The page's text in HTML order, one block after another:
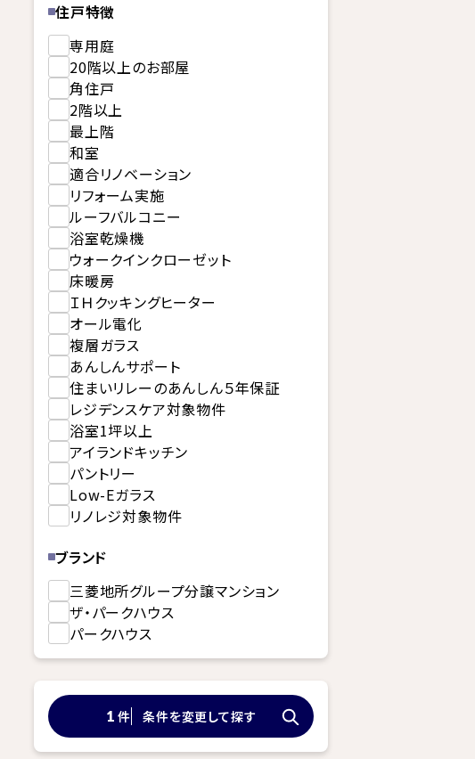
住戸特徴
専用庭
20階以上のお部屋
角住戸
2階以上
最上階
和室
適合リノベーション
リフォーム実施
ルーフバルコニー
浴室乾燥機
ウォークインクローゼット
床暖房
ＩＨクッキングヒーター
オール電化
複層ガラス
あんしんサポート
住まいリレーのあんしん５年保証
レジデンスケア対象物件
浴室1坪以上
アイランドキッチン
パントリー
Low-Eガラス
リノレジ対象物件
ブランド
三菱地所グループ分譲マンション
ザ・パークハウス
パークハウス
1 件 条件を変更して探す